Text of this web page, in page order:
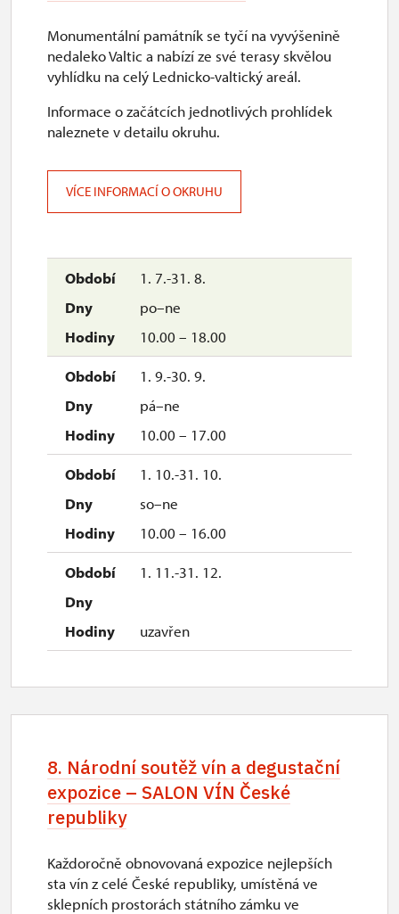
1. 7.-31. 8.
po–ne
10.00 – 18.00
1. 9.-30. 9.
pá–ne
10.00 – 17.00
1. 10.-31. 10.
so–ne
10.00 – 16.00
1. 11.-31. 12.
uzavřen
Monumentální památník se tyčí na vyvýšenině
nedaleko Valtic a nabízí ze své terasy skvělou
vyhlídku na celý Lednicko-valtický areál.
Informace o začátcích jednotlivých prohlídek
naleznete v detailu okruhu.
VÍCE INFORMACÍ O OKRUHU
8. Národní soutěž vín a degustační
expozice – SALON VÍN České
republiky
Každoročně obnovovaná expozice nejlepších
sta vín z celé České republiky, umístěná ve
sklepních prostorách státního zámku ve